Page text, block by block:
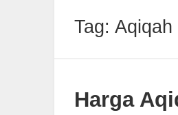
Tag: Aqiqah
Harga